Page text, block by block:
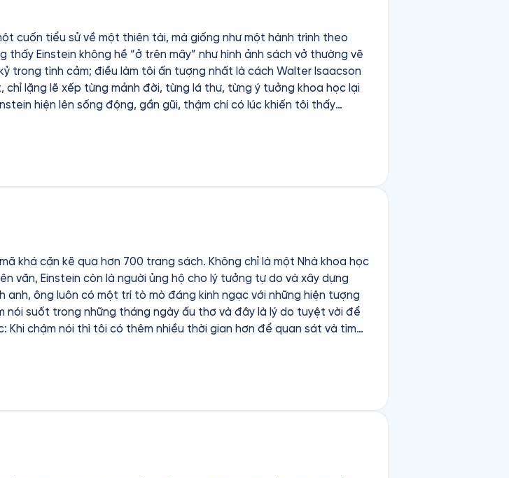
cuốn tiểu sử về một thiên tài, mà giống như một hành trình theo
Einstein không hề “ở trên mây” như hình ảnh sách vở thường vẽ
trong tình cảm; điều làm tôi ấn tượng nhất là cách Walter Isaacson
lặng lẽ xếp từng mảnh đời, từng lá thư, từng ý tưởng khoa học lại
hiện lên sống động, gần gũi, thậm chí có lúc khiến tôi thấy
trả giá rất nhiều cho sự vĩ đại của mình, và sau khi gấp sách lại,
khoa học, mà là một nỗi suy ngẫm rất dài về cái giá của thiên tài,
khá cặn kẽ qua hơn 700 trang sách. Không chỉ là một Nhà khoa học
văn, Einstein còn là người ủng hộ cho lý tưởng tự do và xây dựng
nói suốt trong những tháng ngày ấu thơ và đây là lý do tuyệt vời để
và tìm